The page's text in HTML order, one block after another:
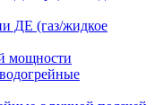
ДЕ (газ/жидкое
мощности